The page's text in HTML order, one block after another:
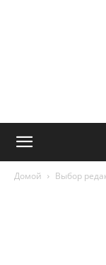
Домой Выбор